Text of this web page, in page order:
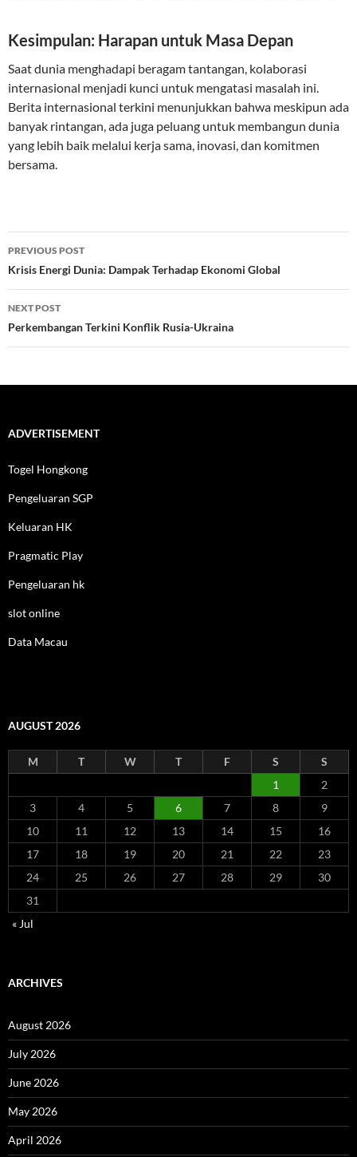
Kesimpulan: Harapan untuk Masa Depan
Saat dunia menghadapi beragam tantangan, kolaborasi
internasional menjadi kunci untuk mengatasi masalah ini.
Berita internasional terkini menunjukkan bahwa meskipun ada
banyak rintangan, ada juga peluang untuk membangun dunia
yang lebih baik melalui kerja sama, inovasi, dan komitmen
bersama.
Post
navigation
PREVIOUS POST
Krisis Energi Dunia: Dampak Terhadap Ekonomi Global
NEXT POST
Perkembangan Terkini Konflik Rusia-Ukraina
ADVERTISEMENT
Togel Hongkong
Pengeluaran SGP
Keluaran HK
Pragmatic Play
Pengeluaran hk
slot online
Data Macau
AUGUST 2026
M T W T F S
S
1
2
3
4 5 6 7 8
9
10
11 12 13 14 15
16
17
18 19 20 21 22
23
24
25 26 27 28 29
30
31
« Jul
ARCHIVES
August 2026
July 2026
June 2026
May 2026
April 2026